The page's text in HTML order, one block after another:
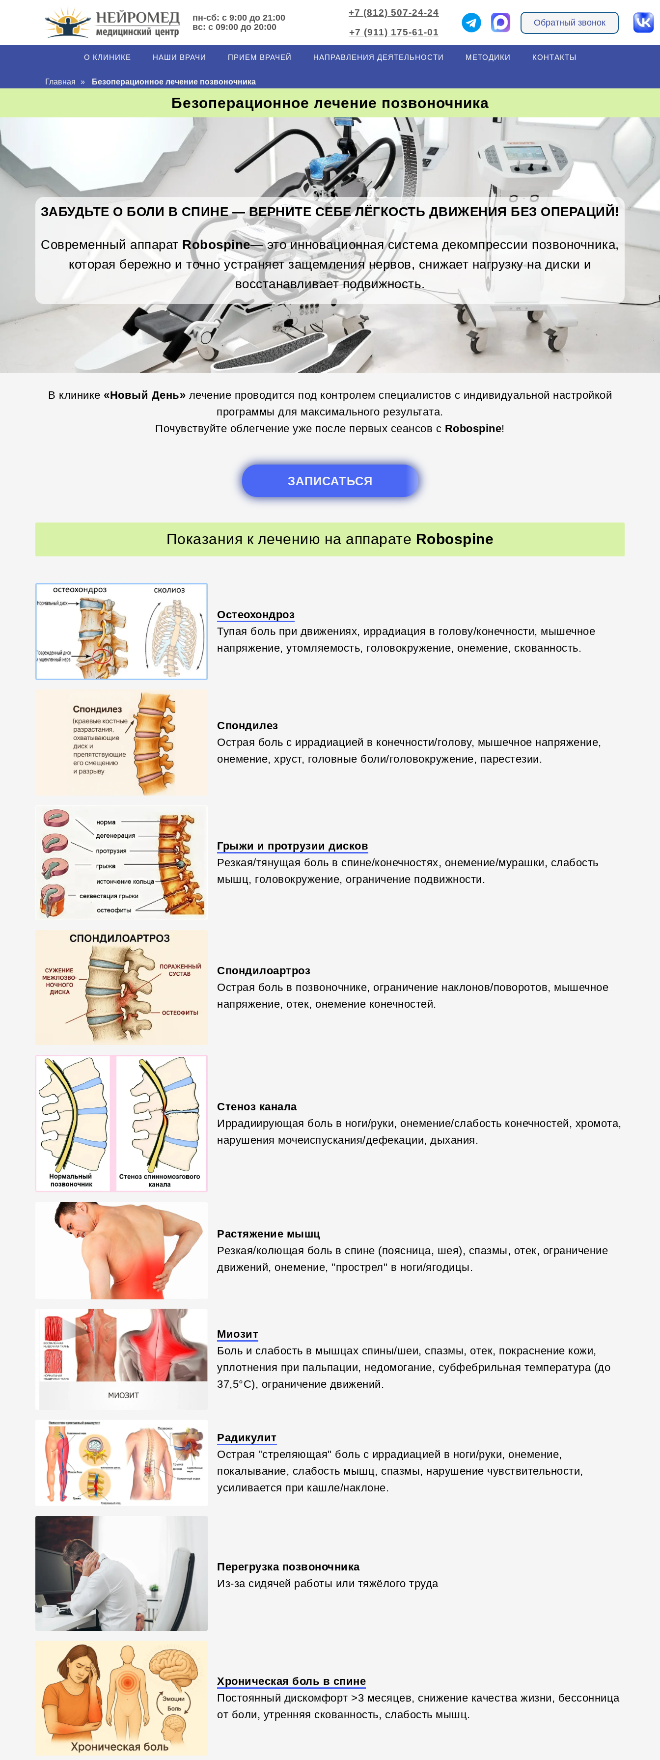
+7 (812) 507-24-24
+7 (911) 175-61-01
пн-сб: с 9:00 до 21:00
вс: с 09:00 до 20:00
Обратный звонок
О КЛИНИКЕ НАШИ ВРАЧИ ПРИЕМ ВРАЧЕЙ НАПРАВЛЕНИЯ ДЕЯТЕЛЬНОСТИ МЕТОДИКИ КОНТАКТЫ
Главная » Безоперационное лечение позвоночника
Безоперационное лечение позвоночника
Современный аппарат Robospine— это инновационная система декомпрессии позвоночника,
которая бережно и точно устраняет защемления нервов, снижает нагрузку на диски и
восстанавливает подвижность.
ЗАБУДЬТЕ О БОЛИ В СПИНЕ — ВЕРНИТЕ СЕБЕ ЛЁГКОСТЬ ДВИЖЕНИЯ БЕЗ ОПЕРАЦИЙ!
В клинике «Новый День» лечение проводится под контролем специалистов с индивидуальной настройкой
программы для максимального результата.
Почувствуйте облегчение уже после первых сеансов с Robospine!
ЗАПИСАТЬСЯ
Показания к лечению на аппарате Robospine
Остеохондроз
Тупая боль при движениях, иррадиация в голову/конечности, мышечное
напряжение, утомляемость, головокружение, онемение, скованность.
Спондилез
Острая боль с иррадиацией в конечности/голову, мышечное напряжение,
онемение, хруст, головные боли/головокружение, парестезии.
Грыжи и протрузии дисков
Резкая/тянущая боль в спине/конечностях, онемение/мурашки, слабость
мышц, головокружение, ограничение подвижности.
Спондилоартроз
Острая боль в позвоночнике, ограничение наклонов/поворотов, мышечное
напряжение, отек, онемение конечностей.
Стеноз канала
Иррадиирующая боль в ноги/руки, онемение/слабость конечностей, хромота,
нарушения мочеиспускания/дефекации, дыхания.
Растяжение мышц
Резкая/колющая боль в спине (поясница, шея), спазмы, отек, ограничение
движений, онемение, "прострел" в ноги/ягодицы.
Миозит
Боль и слабость в мышцах спины/шеи, спазмы, отек, покраснение кожи,
уплотнения при пальпации, недомогание, субфебрильная температура (до
37,5°C), ограничение движений.
Радикулит
Острая "стреляющая" боль с иррадиацией в ноги/руки, онемение,
покалывание, слабость мышц, спазмы, нарушение чувствительности,
усиливается при кашле/наклоне.
Перегрузка позвоночника
Из-за сидячей работы или тяжёлого труда
Хроническая боль в спине
Постоянный дискомфорт >3 месяцев, снижение качества жизни, бессонница
от боли, утренняя скованность, слабость мышц.